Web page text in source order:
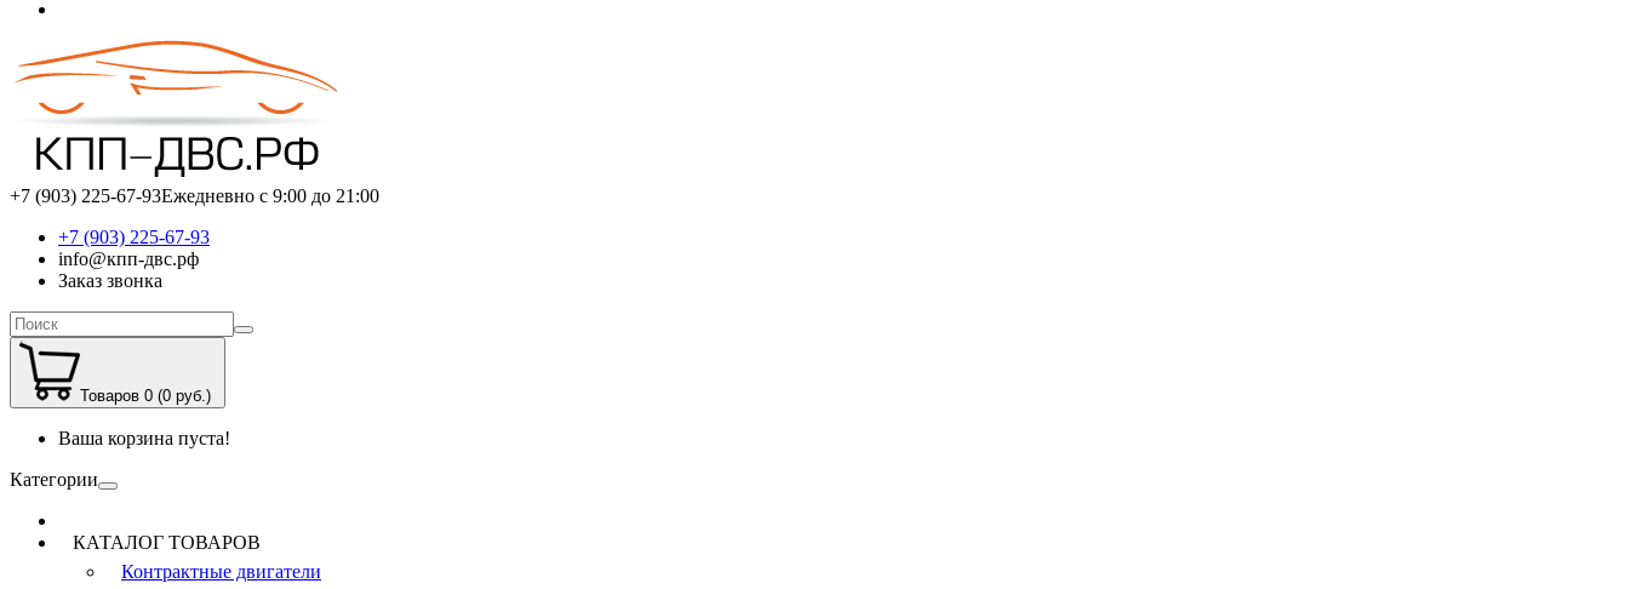
+7 (903) 225-67-93Ежедневно с 9:00 до 21:00
+7 (903) 225-67-93
info@кпп-двс.рф
Заказ звонка
Товаров 0 (0 руб.)
Ваша корзина пуста!
Категории
КАТАЛОГ ТОВАРОВ
Контрактные двигатели